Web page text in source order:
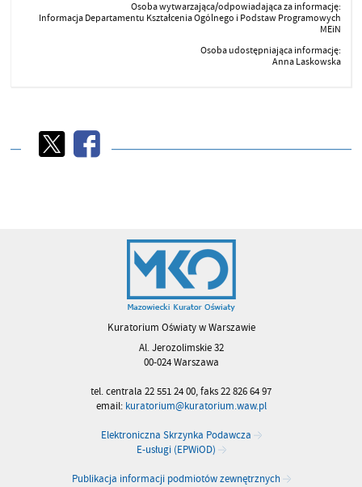
Osoba wytwarzająca/odpowiadająca za informację:
Informacja Departamentu Kształcenia Ogólnego i Podstaw Programowych
MEiN
Osoba udostępniająca informację:
Anna Laskowska
Kuratorium Oświaty w Warszawie
Al. Jerozolimskie 32
00-024 Warszawa
tel. centrala 22 551 24 00, faks 22 826 64 97
email: kuratorium@kuratorium.waw.pl
Elektroniczna Skrzynka Podawcza
E-usługi (EPWiOD)
Publikacja informacji podmiotów zewnętrznych